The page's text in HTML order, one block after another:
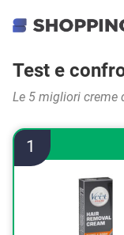
Test e
Le 5 migliori creme
1